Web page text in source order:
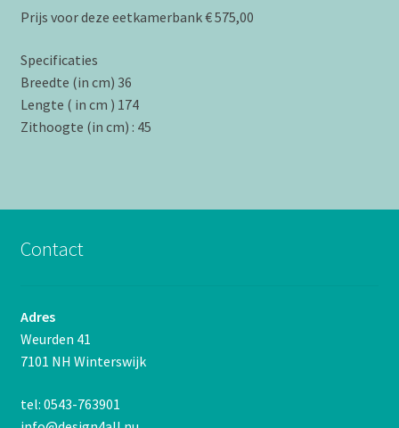
Prijs voor deze eetkamerbank € 575,00
Specificaties
Breedte (in cm) 36
Lengte ( in cm ) 174
Zithoogte (in cm) : 45
Contact
Adres
Weurden 41
7101 NH Winterswijk
tel: 0543-763901